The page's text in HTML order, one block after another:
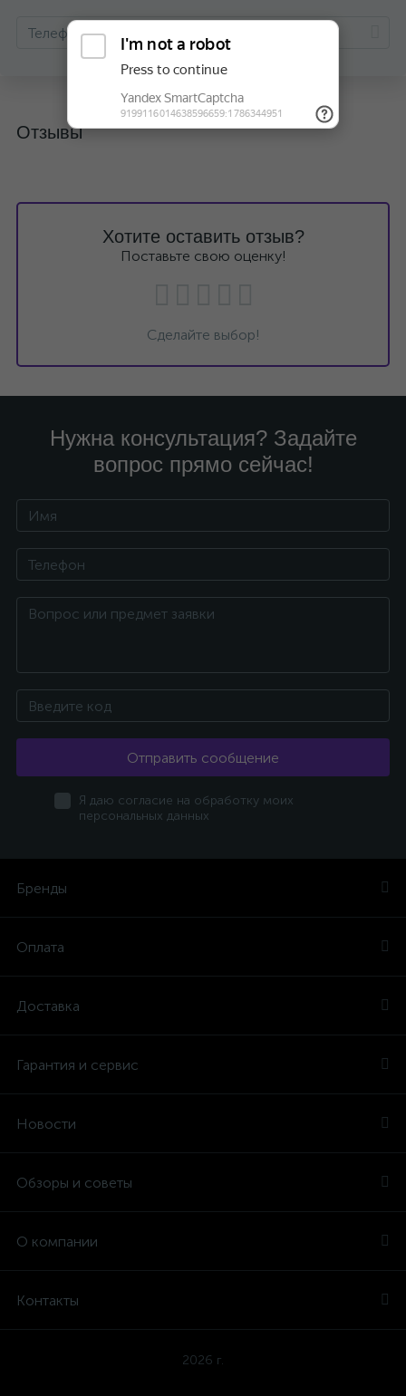
Отзывы
Хотите оставить отзыв?
Поставьте свою оценку!
Сделайте выбор!
Нужна консультация? Задайте
вопрос прямо сейчас!
Отправить сообщение
Я даю согласие на обработку моих
персональных данных
Бренды
Оплата
Доставка
Гарантия и сервис
Новости
Обзоры и советы
О компании
Контакты
2026 г.